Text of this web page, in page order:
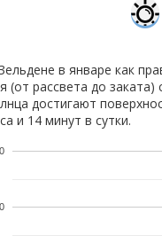
в январе как
(от рассвета до
достигают
и 14 минут в сутки.